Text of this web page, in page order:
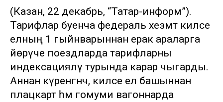
(Казан, 22 декабрь, “Татар-информ”).
Тарифлар буенча федераль хезмәт киләсе
елның 1 гыйнварыннан ерак араларга
йөрүче поездларда тарифларны
индексацияләү турында карар чыгарды.
Аннан күренгәнчә, киләсе ел башыннан
плацкарт һәм гомуми вагоннарда